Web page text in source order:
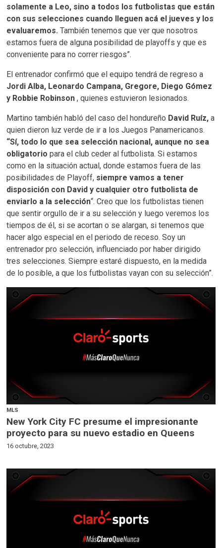
solamente a Leo, sino a todos los futbolistas que están
con sus selecciones cuando lleguen acá el jueves y los
evaluaremos.También tenemos que ver que nosotros
estamos fuera de alguna posibilidad de playoffs y que es
conveniente para no correr riesgos”.
El entrenador confirmó que el equipo tendrá de regreso a
Jordi Alba, Leonardo Campana, Gregore, Diego Gómez
y Robbie Robinson , quienes estuvieron lesionados.
Martino también habló del caso del hondureño David Ruíz,a
quien dieron luz verde de ir a los Juegos Panamericanos.
“Sí, todo lo que sea selección nacional, aunque no sea
obligatoriopara el club ceder al futbolista. Si estamos
como en la situación actual, donde estamos fuera de las
posibilidades de Playoff, siempre vamos a tener
disposición con David y cualquier otro futbolista de
enviarlo a la selección“. Creo que los futbolistas tienen
que sentir orgullo de ir a su selección y luego veremos los
tiempos de él, si se acortan o se alargan, si tenemos que
hacer algo especial en el periodo de receso. Soy un
entrenador pro selección, influenciado por haber dirigido
tres selecciones. Siempre estaré dispuesto, en la medida
de lo posible, a que los futbolistas vayan con su selección”.
MLS
New York City FC presume el impresionante
proyecto para su nuevo estadio en Queens
16 octubre, 2023